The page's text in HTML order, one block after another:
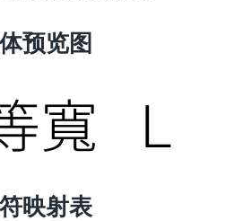
预览图
映射表